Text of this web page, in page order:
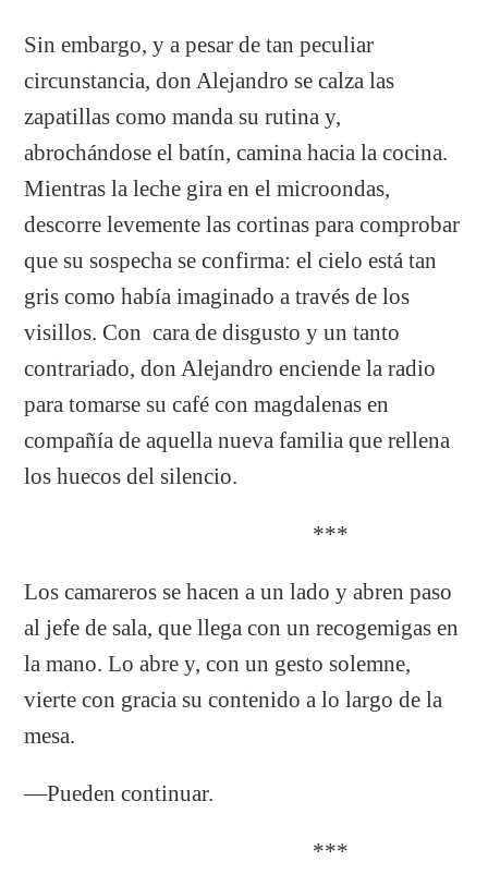
Sin embargo, y a pesar de tan peculiar
circunstancia, don Alejandro se calza las
zapatillas como manda su rutina y,
abrochándose el batín, camina hacia la cocina.
Mientras la leche gira en el microondas,
descorre levemente las cortinas para comprobar
que su sospecha se confirma: el cielo está tan
gris como había imaginado a través de los
visillos. Con cara de disgusto y un tanto
contrariado, don Alejandro enciende la radio
para tomarse su café con magdalenas en
compañía de aquella nueva familia que rellena
los huecos del silencio.
***
Los camareros se hacen a un lado y abren paso
al jefe de sala, que llega con un recogemigas en
la mano. Lo abre y, con un gesto solemne,
vierte con gracia su contenido a lo largo de la
mesa.
—Pueden continuar.
***